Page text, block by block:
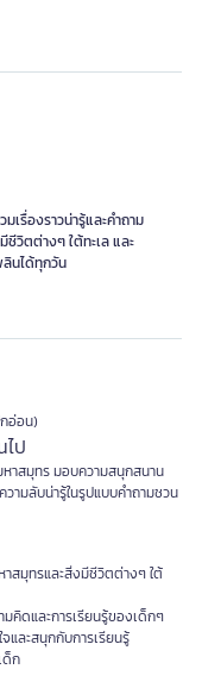
เรื่องราวน่ารู้และคําถาม
วิตต่างๆ ใต้ทะเล และ
ลินได้ทุกวัน
อ่อน)
ป
หาสมุทร มอบความสนุกสนาน
วามลับน่ารู้ในรูปแบบคำถามชวน
าสมุทรและสิ่งมีชีวิตต่างๆ ใต้
คิดและการเรียนรู้ของเด็กๆ
และสนุกกับการเรียนรู้
ด็ก